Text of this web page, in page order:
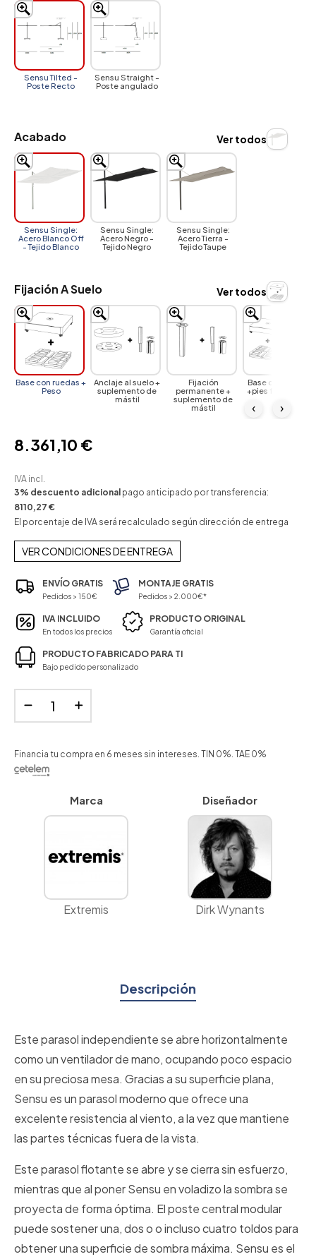
Sensu Tilted -
Poste Recto
Sensu Straight -
Poste angulado
Acabado
Sensu Single:
Acero Blanco Off
- Tejido Blanco
Sensu Single:
Acero Negro -
Tejido Negro
Sensu Single:
Acero Tierra -
Tejido Taupe
Ver todos
Fijación A Suelo
Base con ruedas +
Peso
Anclaje al suelo +
suplemento de
mástil
Fijación
permanente +
suplemento de
mástil
Base con ruedas
+pies fijos + Peso
‹ ›
Ver todos
8.361,10 €
IVA incl.
3% descuento adicional pago anticipado por transferencia:
8110,27 €
El porcentaje de IVA será recalculado según dirección de entrega
VER CONDICIONES DE ENTREGA
ENVÍO GRATIS
Pedidos > 150€
MONTAJE GRATIS
Pedidos > 2.000€*
IVA INCLUIDO
En todos los precios
PRODUCTO ORIGINAL
Garantía oficial
PRODUCTO FABRICADO PARA TI
Bajo pedido personalizado
Financia tu compra en 6 meses sin intereses. TIN 0%. TAE 0%
Marca
Extremis
Diseñador
Dirk Wynants
Descripción
Este parasol independiente se abre horizontalmente
como un ventilador de mano, ocupando poco espacio
en su preciosa mesa. Gracias a su superficie plana,
Sensu es un parasol moderno que ofrece una
excelente resistencia al viento, a la vez que mantiene
las partes técnicas fuera de la vista.
Este parasol flotante se abre y se cierra sin esfuerzo,
mientras que al poner Sensu en voladizo la sombra se
proyecta de forma óptima. El poste central modular
puede sostener una, dos o o incluso cuatro toldos para
obtener una superficie de sombra máxima. Sensu es el